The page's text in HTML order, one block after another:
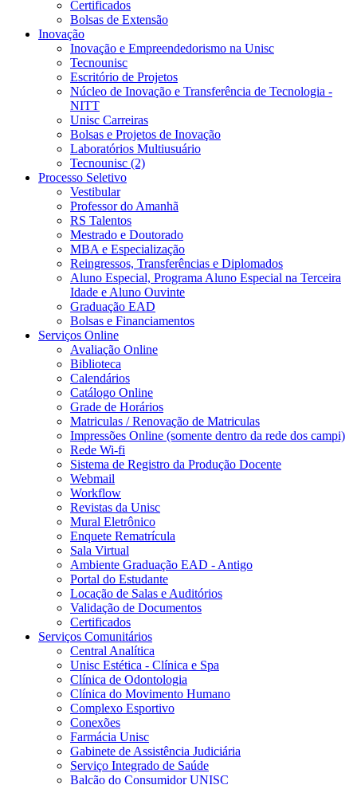
Certificados
Bolsas de Extensão
Inovação
Inovação e Empreendedorismo na Unisc
Tecnounisc
Escritório de Projetos
Núcleo de Inovação e Transferência de Tecnologia -
NITT
Unisc Carreiras
Bolsas e Projetos de Inovação
Laboratórios Multiusuário
Tecnounisc (2)
Processo Seletivo
Vestibular
Professor do Amanhã
RS Talentos
Mestrado e Doutorado
MBA e Especialização
Reingressos, Transferências e Diplomados
Aluno Especial, Programa Aluno Especial na Terceira
Idade e Aluno Ouvinte
Graduação EAD
Bolsas e Financiamentos
Serviços Online
Avaliação Online
Biblioteca
Calendários
Catálogo Online
Grade de Horários
Matriculas / Renovação de Matriculas
Impressões Online (somente dentro da rede dos campi)
Rede Wi-fi
Sistema de Registro da Produção Docente
Webmail
Workflow
Revistas da Unisc
Mural Eletrônico
Enquete Rematrícula
Sala Virtual
Ambiente Graduação EAD - Antigo
Portal do Estudante
Locação de Salas e Auditórios
Validação de Documentos
Certificados
Serviços Comunitários
Central Analítica
Unisc Estética - Clínica e Spa
Clínica de Odontologia
Clínica do Movimento Humano
Complexo Esportivo
Conexões
Farmácia Unisc
Gabinete de Assistência Judiciária
Serviço Integrado de Saúde
Balcão do Consumidor UNISC